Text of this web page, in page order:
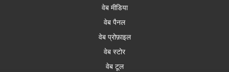
वेब मीडिया
वेब पैनल
वेब प्रोफ़ाइल
वेब स्टोर
वेब टूल